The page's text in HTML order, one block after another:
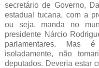
secretário de Governo,
estadual tucana, com a
ou seja, manda no
presidente Nárcio
parlamentares. Mas
isoladamente, não
deputados. Deveria estar